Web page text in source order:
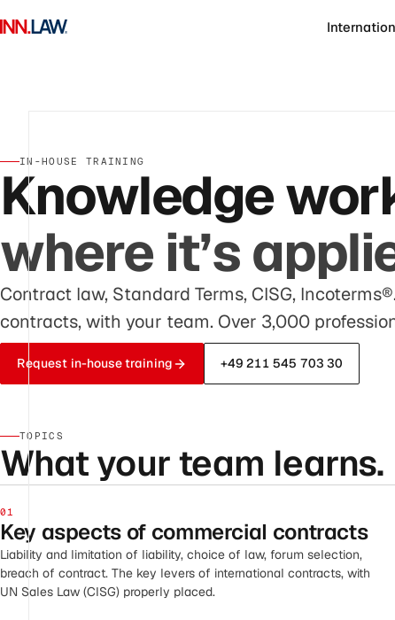
IN-HOUSE TRAINING
Knowledge
where it’s
Contract law, Standard Terms, CISG,
contracts, with your team. Over 3,000
Request in-house training +49 211 545 703 30
TOPICS
What your team learns.
01
Key aspects of commercial contracts
Liability and limitation of liability, choice of law, forum selection,
breach of contract. The key levers of international contracts, with
UN Sales Law (CISG) properly placed.